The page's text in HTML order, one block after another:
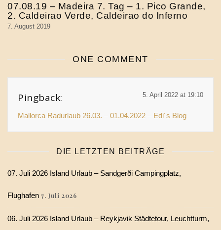
07.08.19 – Madeira 7. Tag – 1. Pico Grande,
2. Caldeirao Verde, Caldeirao do Inferno
7. August 2019
ONE COMMENT
Pingback: 5. April 2022 at 19:10
Mallorca Radurlaub 26.03. – 01.04.2022 – Edi´s Blog
DIE LETZTEN BEITRÄGE
07. Juli 2026 Island Urlaub – Sandgerði Campingplatz,
Flughafen 7. Juli 2026
06. Juli 2026 Island Urlaub – Reykjavik Städtetour, Leuchtturm,